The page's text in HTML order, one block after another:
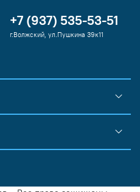
+7 (937) 535-53-51
г.Волжский, ул.Пушкина 39к11